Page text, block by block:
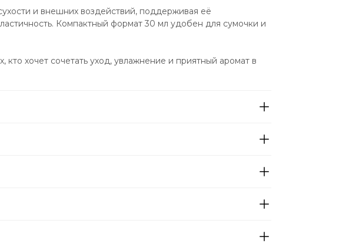
и внешних воздействий, поддерживая её
Компактный формат 30 мл удобен для сумочки и
кто хочет сочетать уход, увлажнение и приятный аромат в